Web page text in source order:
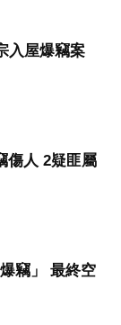
入屋爆竊案
傷人 2疑匪屬
竊」 最終空